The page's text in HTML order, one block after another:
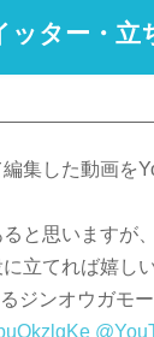
ッター・立
集した動画を
と思いますが
立てれば嬉しい
るジンオウガモ